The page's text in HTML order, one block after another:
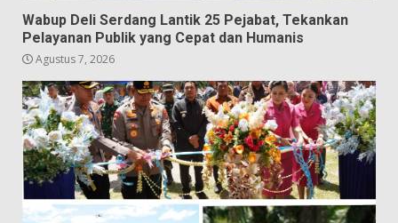
Wabup Deli Serdang Lantik 25 Pejabat, Tekankan
Pelayanan Publik yang Cepat dan Humanis
Agustus 7, 2026